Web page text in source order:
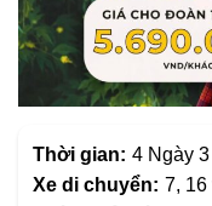
Thời gian: 4 Ngày
Xe di chuyển: 7, 16